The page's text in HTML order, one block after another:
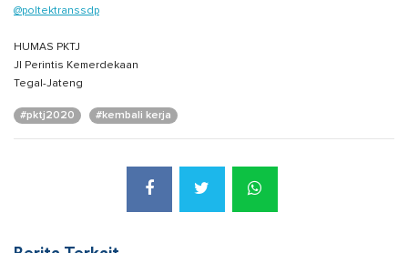
@poltektranssdp
HUMAS PKTJ
Jl Perintis Kemerdekaan
Tegal-Jateng
#pktj2020 #kembali kerja